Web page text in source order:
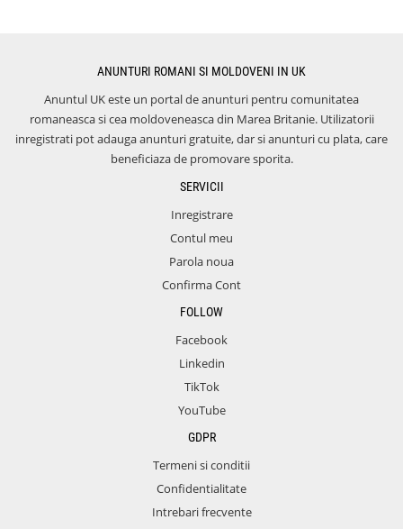
ANUNTURI ROMANI SI MOLDOVENI IN UK
Anuntul UK este un portal de anunturi pentru comunitatea
romaneasca si cea moldoveneasca din Marea Britanie. Utilizatorii
inregistrati pot adauga anunturi gratuite, dar si anunturi cu plata, care
beneficiaza de promovare sporita.
SERVICII
Inregistrare
Contul meu
Parola noua
Confirma Cont
FOLLOW
Facebook
Linkedin
TikTok
YouTube
GDPR
Termeni si conditii
Confidentialitate
Intrebari frecvente